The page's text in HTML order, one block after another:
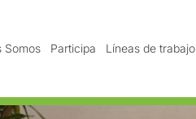
Somos Participa Líneas de trabajo